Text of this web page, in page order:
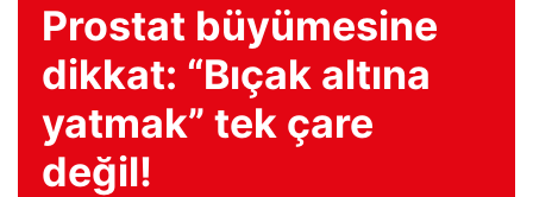
Prostat büyümesine
dikkat: “Bıçak altına
yatmak” tek çare
değil!